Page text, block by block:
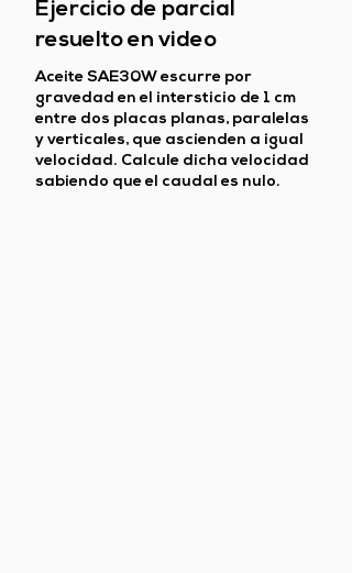
Ejercicio de parcial
resuelto en video
Aceite SAE30W escurre por
gravedad en el intersticio de 1 cm
entre dos placas planas, paralelas
y verticales, que ascienden a igual
velocidad. Calcule dicha velocidad
sabiendo que el caudal es nulo.